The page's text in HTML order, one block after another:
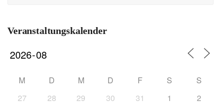
Veranstaltungskalender
M D M D F S
S
27
28 29 30 31 1
2